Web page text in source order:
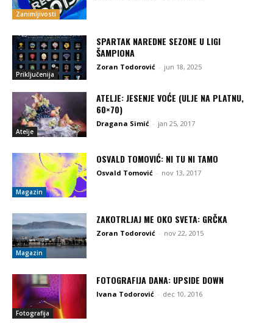
Zanimljivosti
Priključenija
SPARTAK NAREDNE SEZONE U LIGI
ŠAMPIONA
Zoran Todorović - jun 18, 2025
Atelje
ATELJE: JESENJE VOĆE (ULJE NA PLATNU,
60×70)
Dragana Simić - jan 25, 2017
Magazin
OSVALD TOMOVIĆ: NI TU NI TAMO
Osvald Tomović - nov 13, 2017
Magazin
ZAKOTRLJAJ ME OKO SVETA: GRČKA
Zoran Todorović - nov 22, 2015
Fotografija
FOTOGRAFIJA DANA: UPSIDE DOWN
Ivana Todorović - dec 10, 2016